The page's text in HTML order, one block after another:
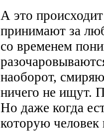
А это
принимают за
со временем
наоборот,
ничего не ищут.
Но даже когда
которую